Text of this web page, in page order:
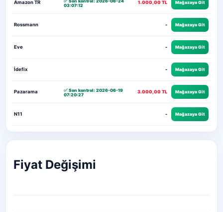
Amazon TR
✅ Son kontrol: 2026-06-24
03:07:12
1.000,00 TL Mağazaya Git
Rossmann - Mağazaya Git
Eve - Mağazaya Git
İdefix - Mağazaya Git
Pazarama
✅ Son kontrol: 2026-06-19
07:20:27
3.000,00 TL Mağazaya Git
N11 - Mağazaya Git
Fiyat Değişimi